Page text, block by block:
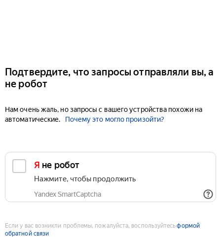
Подтвердите, что запросы отправляли вы, а
не робот
Нам очень жаль, но запросы с вашего устройства похожи на
автоматические.
Почему это могло произойти?
Я не робот
Нажмите, чтобы продолжить
Yandex SmartCaptcha
Если у вас возникли проблемы, пожалуйста, воспользуйтесьформой
обратной связи